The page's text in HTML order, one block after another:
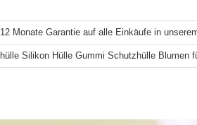
Monate Garantie auf alle Einkäufe in
Silikon Hülle Gummi Schutzhülle Blumen